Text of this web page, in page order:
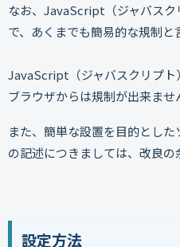
なお、JavaScript（ジャバス
で、あくまでも簡易的な規制と
JavaScript（ジャバスクリプト
ブラウザからは規制が出来ませ
また、簡単な設置を目的とし
の記述につきましては、改良の
設定方法